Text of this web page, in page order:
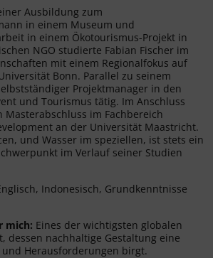
Ausbildung zum
in einem Museum und
in einem Ökotourismus-Projekt in
NGO studierte Fabian Fischer im
mit einem Regionalfokus auf
Bonn. Parallel zu seinem
Projektmanager in den
und Tourismus tätig. Im Anschluss
Masterabschluss im Fachbereich
an der Universität Maastricht.
und Wasser im speziellen, ist stets ein
im Verlauf seiner Studien
Indonesisch, Grundkenntnisse
mich: Eines der wichtigsten globalen
dessen nachhaltige Gestaltung eine
und Herausforderungen birgt.